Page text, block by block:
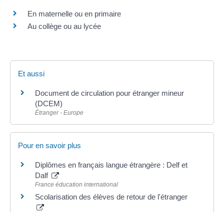
En maternelle ou en primaire
Au collège ou au lycée
Et aussi
Document de circulation pour étranger mineur
(DCEM)
Étranger - Europe
Pour en savoir plus
Diplômes en français langue étrangère : Delf et
Dalf
France éducation international
Scolarisation des élèves de retour de l'étranger